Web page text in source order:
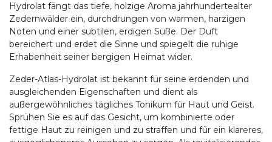
Hydrolat fängt das tiefe, holzige Aroma jahrhundertealter
Zedernwälder ein, durchdrungen von warmen, harzigen
Noten und einer subtilen, erdigen Süße. Der Duft
bereichert und erdet die Sinne und spiegelt die ruhige
Erhabenheit seiner bergigen Heimat wider.
Zeder-Atlas-Hydrolat ist bekannt für seine erdenden und
ausgleichenden Eigenschaften und dient als
außergewöhnliches tägliches Tonikum für Haut und Geist.
Sprühen Sie es auf das Gesicht, um kombinierte oder
fettige Haut zu reinigen und zu straffen und für ein klareres,